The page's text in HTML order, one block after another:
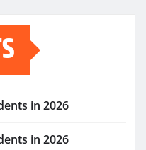
in 2026
in 2026